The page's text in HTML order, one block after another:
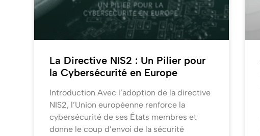
La Directive NIS2 : Un Pilier pour
la Cybersécurité en Europe
Introduction Avec l’adoption de la directive
NIS2, l’Union européenne renforce la
cybersécurité de ses États membres et
donne le coup d’envoi de la sécurité